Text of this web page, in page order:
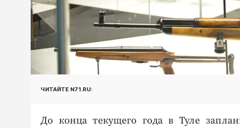
ЧИТАЙТЕ N71.RU:
До конца текущего года в Туле